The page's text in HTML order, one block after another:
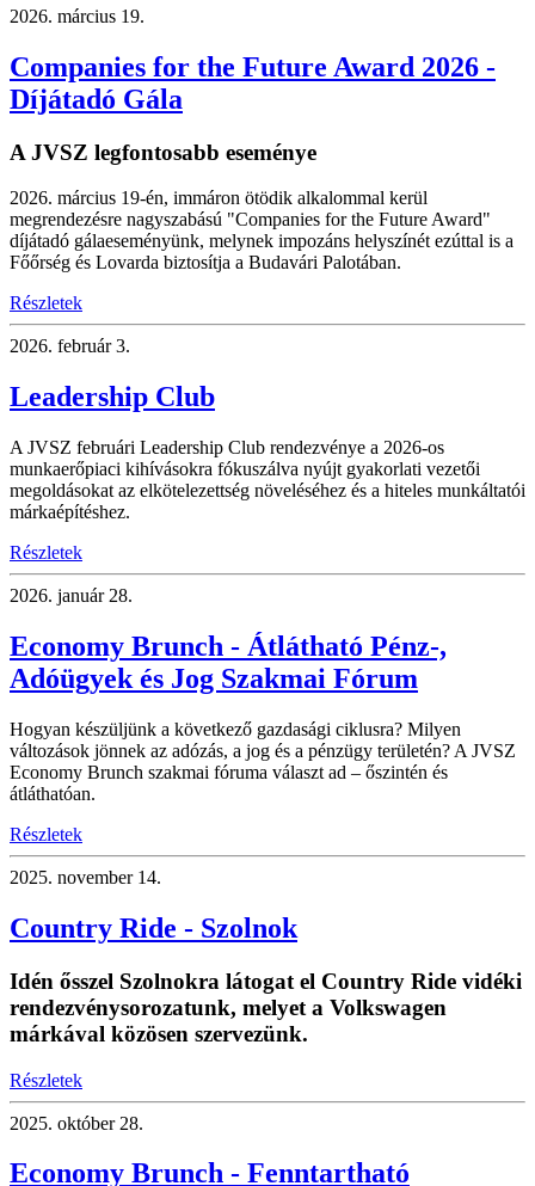
2026. március 19.
Companies for the Future Award 2026 -
Díjátadó Gála
A JVSZ legfontosabb eseménye
2026. március 19-én, immáron ötödik alkalommal kerül
megrendezésre nagyszabású "Companies for the Future Award"
díjátadó gálaeseményünk, melynek impozáns helyszínét ezúttal is a
Főőrség és Lovarda biztosítja a Budavári Palotában.
Részletek
2026. február 3.
Leadership Club
A JVSZ februári Leadership Club rendezvénye a 2026-os
munkaerőpiaci kihívásokra fókuszálva nyújt gyakorlati vezetői
megoldásokat az elkötelezettség növeléséhez és a hiteles munkáltatói
márkaépítéshez.
Részletek
2026. január 28.
Economy Brunch - Átlátható Pénz-,
Adóügyek és Jog Szakmai Fórum
Hogyan készüljünk a következő gazdasági ciklusra? Milyen
változások jönnek az adózás, a jog és a pénzügy területén? A JVSZ
Economy Brunch szakmai fóruma választ ad – őszintén és
átláthatóan.
Részletek
2025. november 14.
Country Ride - Szolnok
Idén ősszel Szolnokra látogat el Country Ride vidéki
rendezvénysorozatunk, melyet a Volkswagen
márkával közösen szervezünk.
Részletek
2025. október 28.
Economy Brunch - Fenntartható